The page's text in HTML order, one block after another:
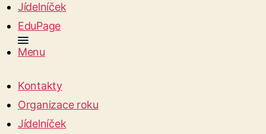
Jídelníček
EduPage
Menu
Kontakty
Organizace roku
Jídelníček